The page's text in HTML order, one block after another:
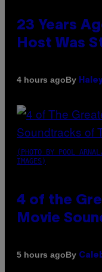
23 Years
Host Was
4 hours agoBy
(PHOTO BY POOL
IMAGES)
4 of the
Movie
5 hours agoBy